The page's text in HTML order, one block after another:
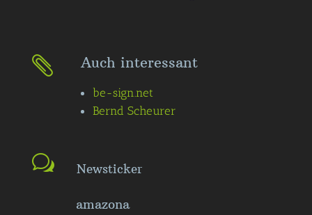
 Auch interessant
be-sign.net
Bernd Scheurer
Newsticker
amazona